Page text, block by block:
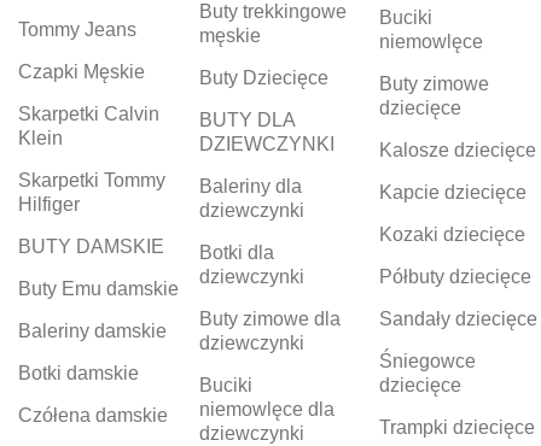
Tommy Jeans
Czapki Męskie
Skarpetki Calvin
Klein
Skarpetki Tommy
Hilfiger
BUTY DAMSKIE
Buty Emu damskie
Baleriny damskie
Botki damskie
Czółena damskie
Buty trekkingowe
męskie
Buty Dziecięce
BUTY DLA
DZIEWCZYNKI
Baleriny dla
dziewczynki
Botki dla
dziewczynki
Buty zimowe dla
dziewczynki
Buciki
niemowlęce dla
dziewczynki
Buciki
niemowlęce
Buty zimowe
dziecięce
Kalosze dziecięce
Kapcie dziecięce
Kozaki dziecięce
Półbuty dziecięce
Sandały dziecięce
Śniegowce
dziecięce
Trampki dziecięce